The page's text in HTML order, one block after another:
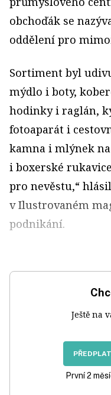
obchoďák se
oddělení pro
Sortiment byl
mýdlo i boty,
hodinky i raglán,
fotoaparát i
kamna i mlýnek
i boxerské
pro nevěstu,“
v Ilustrovaném
podnikání.
Ještě na
První 2